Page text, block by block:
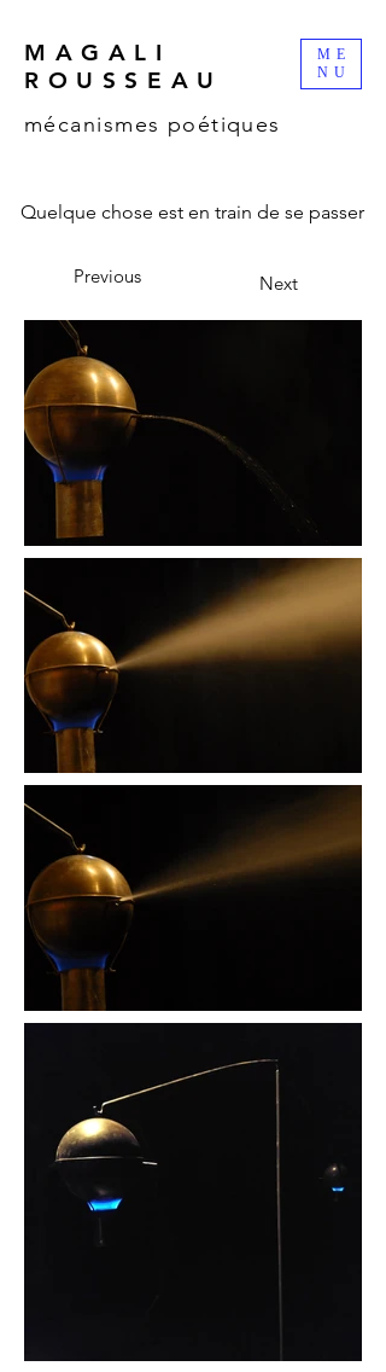
MAGALI
ROUSSEAU
mécanismes poétiques
ME
NU
Previous Next
Quelque chose est en train de se passer